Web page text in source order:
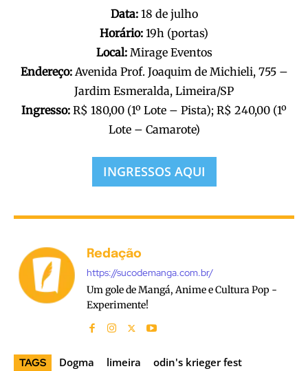
Data:18 de julho
Horário: 19h (portas)
Local:Mirage Eventos
Endereço:Avenida Prof. Joaquim de Michieli, 755 –
Jardim Esmeralda, Limeira/SP
Ingresso: R$ 180,00 (1º Lote – Pista); R$ 240,00 (1º
Lote – Camarote)
INGRESSOS AQUI
Redação
https://sucodemanga.com.br/
Um gole de Mangá, Anime e Cultura Pop -
Experimente!
TAGS Dogma limeira
odin's krieger fest